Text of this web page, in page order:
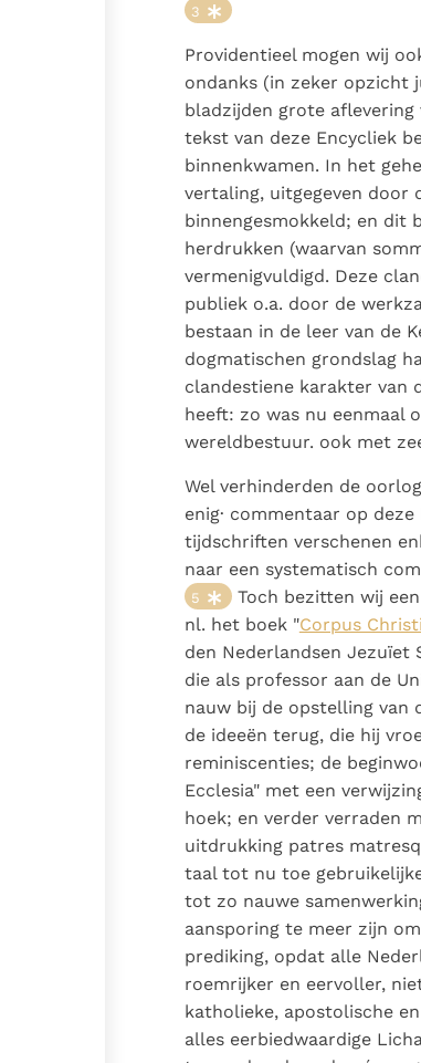
3
Providentieel mogen wij
ondanks (in zeker opzicht
bladzijden grote aflevering
tekst van deze Encycliek
binnenkwamen. In het
vertaling, uitgegeven door
binnengesmokkeld; en dit
herdrukken (waarvan
vermenigvuldigd. Deze
publiek o.a. door de
bestaan in de leer van de
dogmatischen grondslag
clandestiene karakter van
heeft: zo was nu eenmaal
wereldbestuur. ook met
Wel verhinderden de
enig· commentaar op
tijdschriften verschenen
naar een systematisch
5
Toch bezitten wij
nl. het boek "Corpus
den Nederlandsen Jezuïet
die als professor aan de
nauw bij de opstelling van
de ideeën terug, die hij
reminiscenties; de
Ecclesia" met een
hoek; en verder verraden
uitdrukking patres
taal tot nu toe
tot zo nauwe
aansporing te meer zijn
prediking, opdat alle
roemrijker en eervoller,
katholieke, apostolische
alles eerbiedwaardige